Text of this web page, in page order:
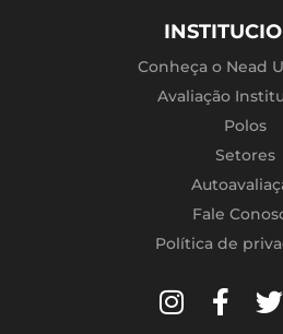
Conheça o Nead
Avaliação
Polos
Setores
Fale
Política de